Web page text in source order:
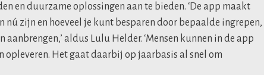
en duurzame oplossingen aan te bieden. ‘De app maakt
nú zijn en hoeveel je kunt besparen door bepaalde ingrepen,
aldus Lulu Helder. ‘Mensen kunnen in de app
opleveren. Het gaat daarbij op jaarbasis al snel om